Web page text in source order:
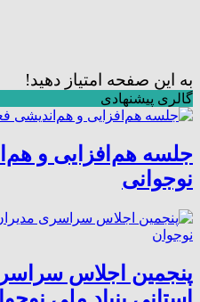
به این صفحه امتیاز دهید!
گالری پیشنهادی
جلسه هم‌افزایی و
نوجوانی
پنجمین اجلاس